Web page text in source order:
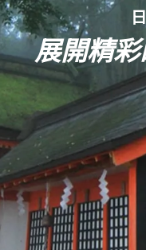
展開精